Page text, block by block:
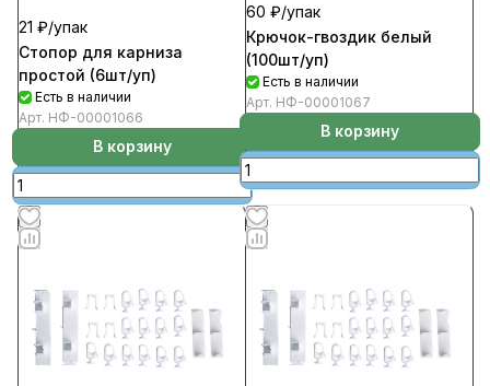
21 ₽/упак
Стопор для карниза
простой (6шт/уп)
Есть в наличии
Арт. НФ-00001066
В корзину
60 ₽/упак
Крючок-гвоздик белый
(100шт/уп)
Есть в наличии
Арт. НФ-00001067
В корзину